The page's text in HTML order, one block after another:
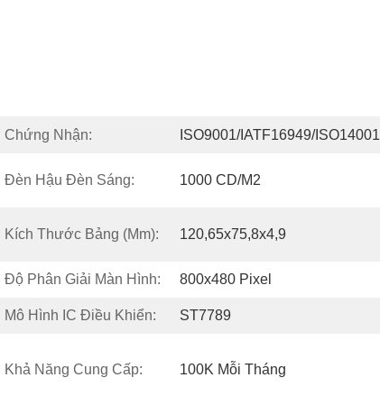
Chứng Nhận: ISO9001/IATF16949/ISO14001
Đèn Hậu Đèn Sáng: 1000 CD/m2
Kích Thước Bảng (mm): 120,65x75,8x4,9
Độ Phân Giải Màn Hình: 800x480 Pixel
Mô Hình IC Điều Khiển: ST7789
Khả Năng Cung Cấp: 100K Mỗi Tháng